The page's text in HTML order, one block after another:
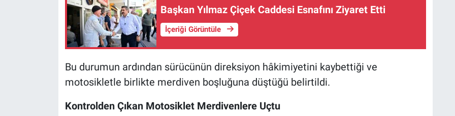
Başkan Yılmaz Çiçek Caddesi Esnafını Ziyaret Etti
İçeriği Görüntüle
Bu durumun ardından sürücünün direksiyon hâkimiyetini kaybettiği ve
motosikletle birlikte merdiven boşluğuna düştüğü belirtildi.
Kontrolden Çıkan Motosiklet Merdivenlere Uçtu